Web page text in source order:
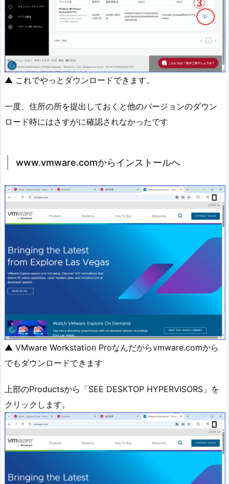
▲ これでやっとダウンロードできます。
一度、住所の所を提出しておくと他のバージョンのダウン
ロード時にはさすがに確認されなかったです
www.vmware.comからインストールへ
▲ VMware Workstation Proなんだからvmware.comから
でもダウンロードできます
上部のProductsから「SEE DESKTOP HYPERVISORS」を
クリックします。